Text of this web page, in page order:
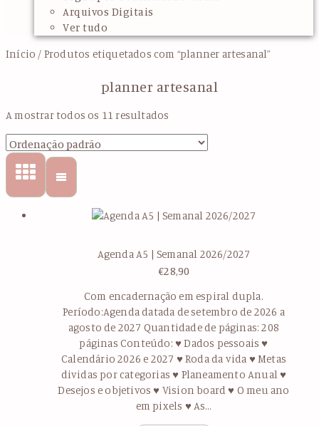
Arquivos Digitais
Ver tudo
Início / Produtos etiquetados com “planner artesanal”
planner artesanal
A mostrar todos os 11 resultados
Agenda A5 | Semanal 2026/2027
€28,90
Com encadernação em espiral dupla.
Período:Agenda datada de setembro de 2026 a
agosto de 2027 Quantidade de páginas: 208
páginas Conteúdo: ♥ Dados pessoais ♥
Calendário 2026 e 2027 ♥ Roda da vida ♥ Metas
dividas por categorias ♥ Planeamento Anual ♥
Desejos e objetivos ♥ Vision board ♥ O meu ano
em pixels ♥ As…